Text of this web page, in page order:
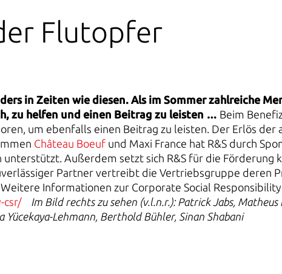
Flutopfer
in Zeiten wie diesen. Als im Sommer zahlreiche
zu helfen und einen Beitrag zu leisten … Beim
um ebenfalls einen Beitrag zu leisten. Der Erlös
Château Boeuf und Maxi France hat R&S durch
Außerdem setzt sich R&S für die Förderung
Partner vertreibt die Vertriebsgruppe deren
Informationen zur Corporate Social Responsibility
csr/
Im Bild rechts zu sehen (v.l.n.r.): Patrick Jabs,
Lehmann, Berthold Bühler, Sinan Shabani